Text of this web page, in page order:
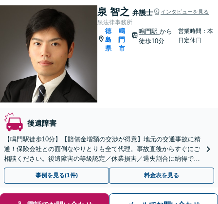
泉 智之 弁護士 インタビューを見る
泉法律事務所
徳
島
県
鳴
門
市
鳴門駅 から
徒歩10分
営業時間：本
日定休日
後遺障害
【鳴門駅徒歩10分】【賠償金増額の交渉が得意】地元の交通事故に精
通！保険会社との面倒なやりとりも全て代理。事故直後からすぐにご
相談ください。後遺障害の等級認定／休業損害／過失割合に納得でき
ない等、損をしないように最後までフォローします！
事例を見る(1件) 料金表を見る